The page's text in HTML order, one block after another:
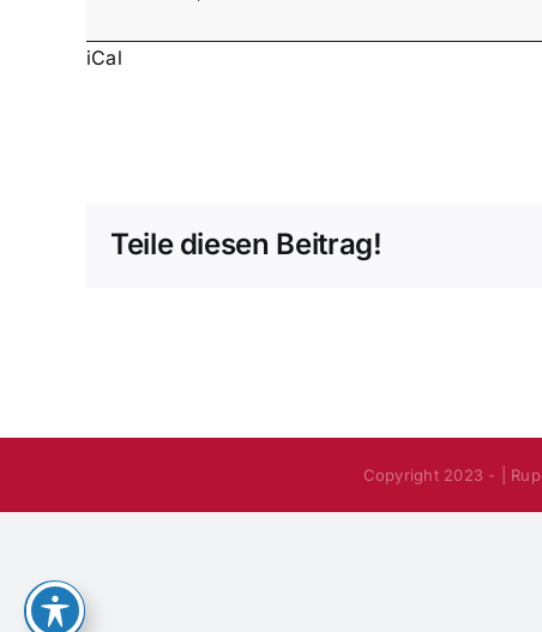
iCal
Teile diesen Beitrag!
Copyright 2023 - |